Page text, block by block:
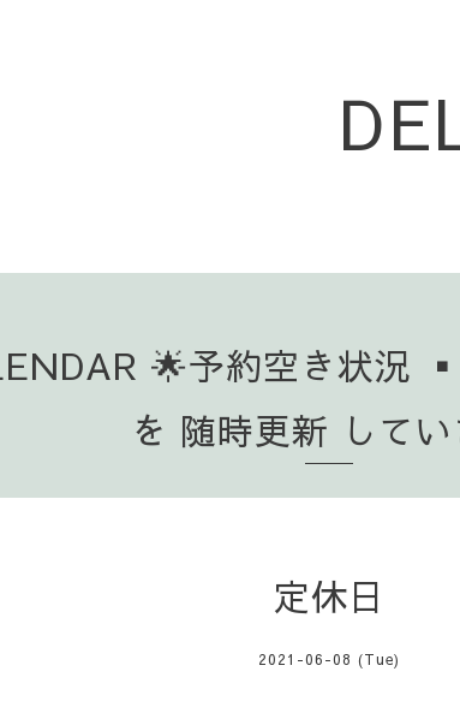
🌟予約空き状況
を 随時更新 して
定休日
2021-06-08 (Tue)